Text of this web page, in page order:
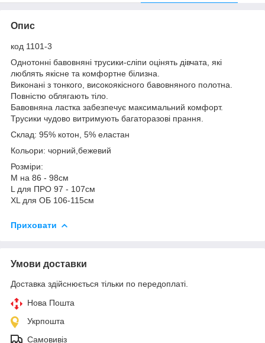
Опис
код 1101-3
Однотонні бавовняні трусики-сліпи оцінять дівчата, які
люблять якісне та комфортне білизна.
Виконані з тонкого, високоякісного бавовняного полотна.
Повністю облягають тіло.
Бавовняна ластка забезпечує максимальний комфорт.
Трусики чудово витримують багаторазові прання.
Склад: 95% котон, 5% еластан
Кольори: чорний,бежевий
Розміри:
М на 86 - 98см
L для ПРО 97 - 107см
XL для ОБ 106-115см
Приховати
Умови доставки
Доставка здійснюється тільки по передоплаті.
Нова Пошта
Укрпошта
Самовивіз